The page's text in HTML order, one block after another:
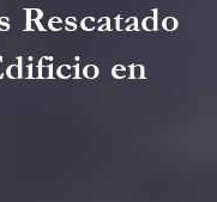
Rescatado
en